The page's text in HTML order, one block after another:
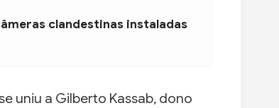
clandestinas instaladas
uniu a Gilberto Kassab, dono